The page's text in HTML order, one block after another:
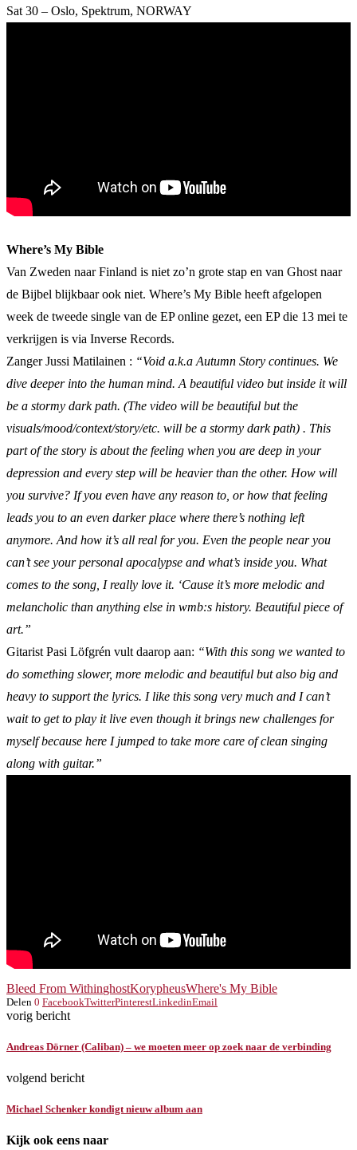
Sat 30 – Oslo, Spektrum, NORWAY
Where’s My Bible
Van Zweden naar Finland is niet zo’n grote stap en van Ghost naar
de Bijbel blijkbaar ook niet. Where’s My Bible heeft afgelopen
week de tweede single van de EP online gezet, een EP die 13 mei te
verkrijgen is via Inverse Records.
Zanger Jussi Matilainen : “Void a.k.a Autumn Story continues. We
dive deeper into the human mind. A beautiful video but inside it will
be a stormy dark path. (The video will be beautiful but the
visuals/mood/context/story/etc. will be a stormy dark path) . This
part of the story is about the feeling when you are deep in your
depression and every step will be heavier than the other. How will
you survive? If you even have any reason to, or how that feeling
leads you to an even darker place where there’s nothing left
anymore. And how it’s all real for you. Even the people near you
can’t see your personal apocalypse and what’s inside you. What
comes to the song, I really love it. ‘Cause it’s more melodic and
melancholic than anything else in wmb:s history. Beautiful piece of
art.”
Gitarist Pasi Löfgrén vult daarop aan: “With this song we wanted to
do something slower, more melodic and beautiful but also big and
heavy to support the lyrics. I like this song very much and I can’t
wait to get to play it live even though it brings new challenges for
myself because here I jumped to take more care of clean singing
along with guitar.”
Bleed From WithinghostKorypheusWhere's My Bible
Delen 0 FacebookTwitterPinterestLinkedinEmail
vorig bericht
Andreas Dörner (Caliban) – we moeten meer op zoek naar de verbinding
volgend bericht
Michael Schenker kondigt nieuw album aan
Kijk ook eens naar